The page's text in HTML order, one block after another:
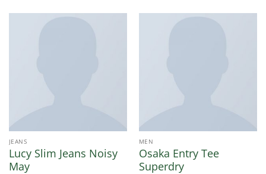
JEANS
Lucy Slim Jeans Noisy
May
MEN
Osaka Entry Tee
Superdry